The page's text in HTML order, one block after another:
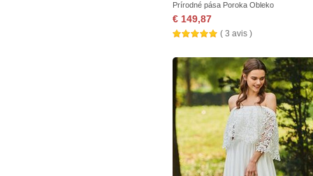
Prírodné pása Poroka Obleko
€ 149,87
( 3 avis )